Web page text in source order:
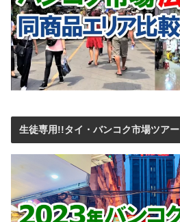
生徒専用!!タイ・バンコク市場ツアー